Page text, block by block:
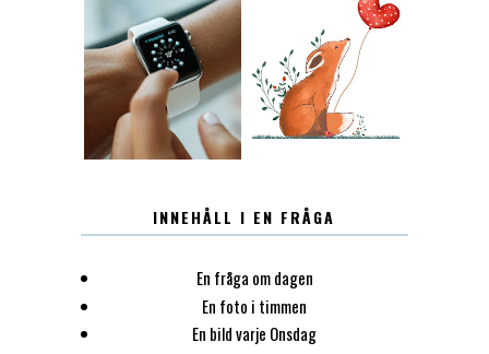
12.30 LUGN
INNEHÅLL I EN FRÅGA
En fråga om dagen
En foto i timmen
En bild varje Onsdag